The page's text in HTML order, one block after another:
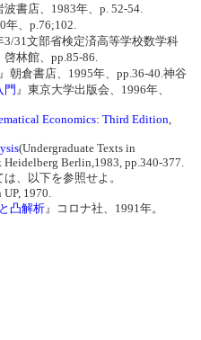
波書店、1983年、p. 52-54.
年、p.76;102.
31文部省検定済高等学校数学科
林館、pp.85-86.
』朝倉書店、1995年、pp.36-40.神谷
門 』東京大学出版会、1996年、
Economics: Third Edition
(Undergraduate Texts in
Berlin,1983, pp.340-377.
、以下を参照せよ。
UP, 1970.
凸解析 』コロナ社、1991年。